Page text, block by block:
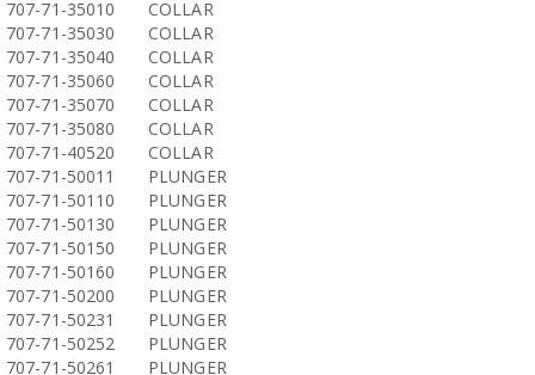
707-71-35010
COLLAR
707-71-35030
COLLAR
707-71-35040
COLLAR
707-71-35060
COLLAR
707-71-35070
COLLAR
707-71-35080
COLLAR
707-71-40520
COLLAR
707-71-50011
PLUNGER
707-71-50110
PLUNGER
707-71-50130
PLUNGER
707-71-50150
PLUNGER
707-71-50160
PLUNGER
707-71-50200
PLUNGER
707-71-50231
PLUNGER
707-71-50252
PLUNGER
707-71-50261
PLUNGER